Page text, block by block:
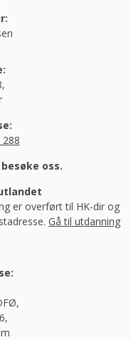
oss.
er overført til HK-dir og
Gå til utdanning